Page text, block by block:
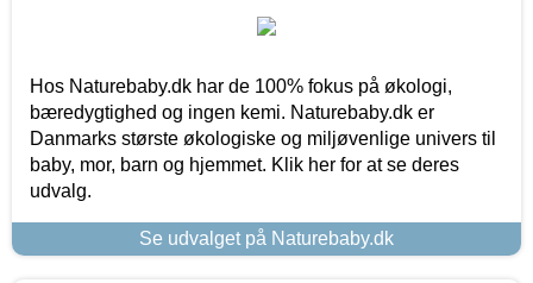
Hos Naturebaby.dk har de 100% fokus på økologi,
bæredygtighed og ingen kemi. Naturebaby.dk er
Danmarks største økologiske og miljøvenlige univers til
baby, mor, barn og hjemmet. Klik her for at se deres
udvalg.
Se udvalget på Naturebaby.dk